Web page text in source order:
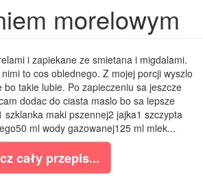
morelowym
i zapiekane ze smietana i migdalami.
to cos oblednego. Z mojej porcji wyszlo
takie lubie. Po zapieczeniu sa jeszcze
dodac do ciasta maslo bo sa lepsze
szklanka maki pszennej2 jajka1 szczypta
ml wody gazowanej125 ml mlek...
cały przepis...